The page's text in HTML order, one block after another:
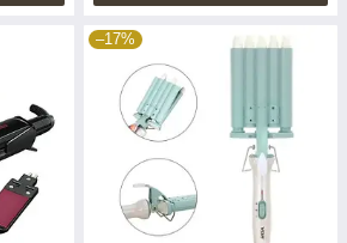
–17%